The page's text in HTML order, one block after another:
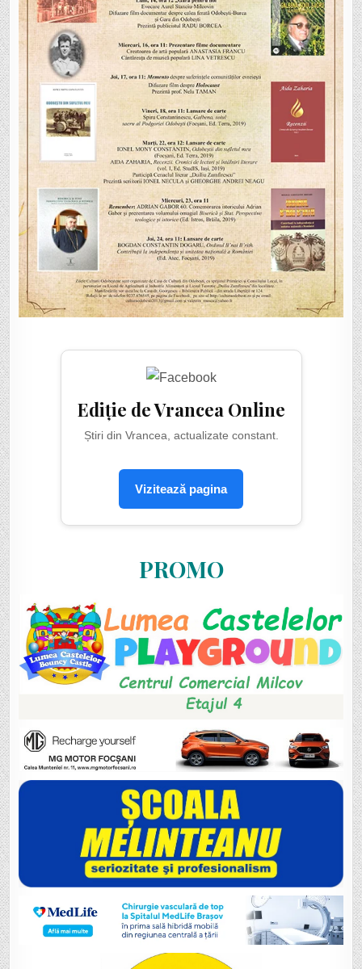
Ediție de Vrancea Online
Știri din Vrancea, actualizate constant.
Vizitează pagina
PROMO